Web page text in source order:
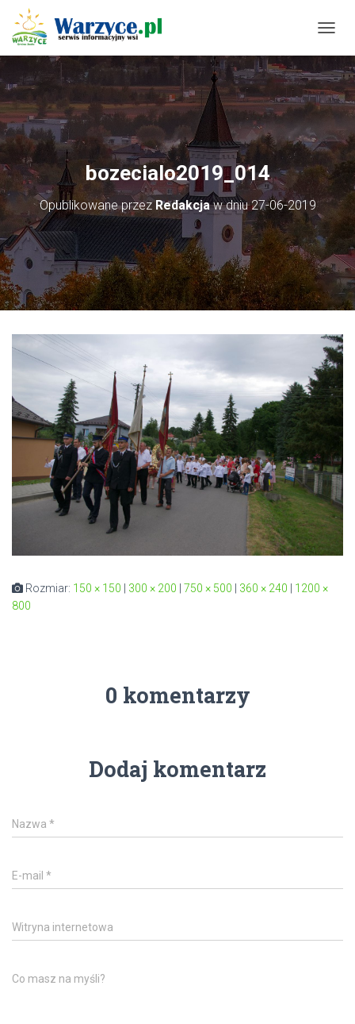
R
Z
E
Ł
Z
A
I
G
A
J
bozecialo2019_014
Opublikowane przezRedakcjaw dniu27-06-2019
Rozmiar: 150 × 150 300 × 200 750 × 500 360 × 240
1200 ×
800
0 komentarzy
Dodaj komentarz
Nazwa *
E-mail *
Witryna internetowa
Co masz na myśli?